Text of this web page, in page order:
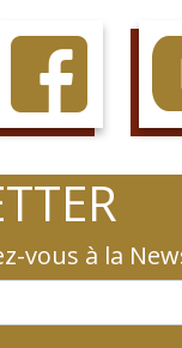
vous à la